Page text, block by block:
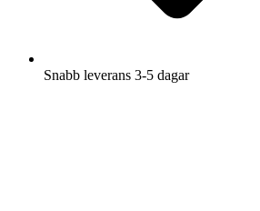
Snabb leverans 3-5 dagar